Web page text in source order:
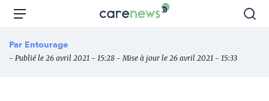
Aller
principal
Carenews,
des
Menu
Par Entourage
- Publié le 26 avril 2021 - 15:28 - Mise à jour le 26 avril 2021 - 15:33